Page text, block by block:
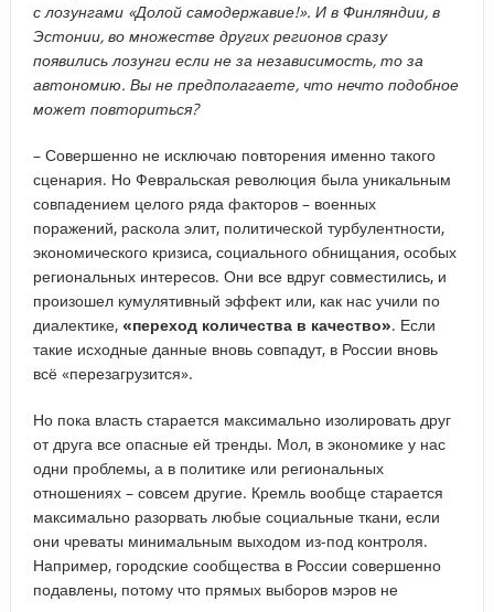
с лозунгами «Долой самодержавие!». И в Финляндии, в
Эстонии, во множестве других регионов сразу
появились лозунги если не за независимость, то за
автономию. Вы не предполагаете, что нечто подобное
может повториться?
– Совершенно не исключаю повторения именно такого
сценария. Но Февральская революция была уникальным
совпадением целого ряда факторов – военных
поражений, раскола элит, политической турбулентности,
экономического кризиса, социального обнищания, особых
региональных интересов. Они все вдруг совместились, и
произошел кумулятивный эффект или, как нас учили по
диалектике, «переход количества в качество». Если
такие исходные данные вновь совпадут, в России вновь
всё «перезагрузится».
Но пока власть старается максимально изолировать друг
от друга все опасные ей тренды. Мол, в экономике у нас
одни проблемы, а в политике или региональных
отношениях – совсем другие. Кремль вообще старается
максимально разорвать любые социальные ткани, если
они чреваты минимальным выходом из-под контроля.
Например, городские сообщества в России совершенно
подавлены, потому что прямых выборов мэров не